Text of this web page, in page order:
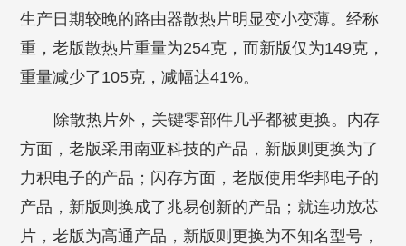
生产日期较晚的路由器散热片明显变小变薄。经称
重，老版散热片重量为254克，而新版仅为149克，
重量减少了105克，减幅达41%。
除散热片外，关键零部件几乎都被更换。内存
方面，老版采用南亚科技的产品，新版则更换为了
力积电子的产品；闪存方面，老版使用华邦电子的
产品，新版则换成了兆易创新的产品；就连功放芯
片，老版为高通产品，新版则更换为不知名型号，